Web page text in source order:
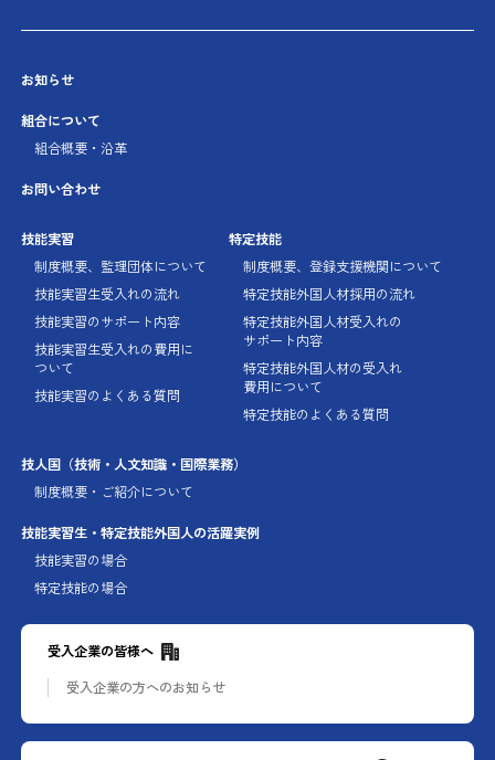
お知らせ
組合について
組合概要・沿革
お問い合わせ
技能実習
制度概要、監理団体について
技能実習生受入れの流れ
技能実習のサポート内容
技能実習生受入れの費用に
ついて
技能実習のよくある質問
特定技能
制度概要、登録支援機関について
特定技能外国人材採用の流れ
特定技能外国人材受入れの
サポート内容
特定技能外国人材の受入れ
費用について
特定技能のよくある質問
技人国 （技術・人文知識・国際業務）
制度概要・ご紹介について
技能実習生・特定技能外国人の活躍実例
技能実習の場合
特定技能の場合
受入企業の皆様へ
受入企業の方へのお知らせ